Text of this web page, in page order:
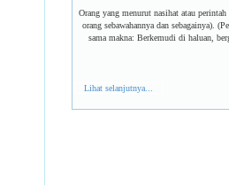
Orang yang menurut nasihat atau perintah
orang sebawahannya dan sebagainya).
sama makna: Berkemudi di haluan,
Lihat selanjutnya...